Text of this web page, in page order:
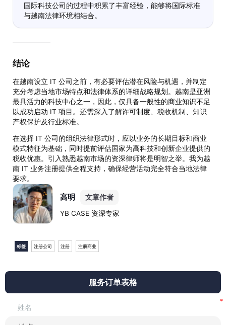
国际科技公司的过程中积累了丰富经验，能够将国际标准
与越南法律环境相结合。
结论
在越南设立 IT 公司之前，有必要评估潜在风险与机遇，并制定
充分考虑当地市场特点和法律体系的详细战略规划。越南是亚洲
最具活力的科技中心之一，因此，仅具备一般性的商业知识不足
以成功启动 IT 项目。还需深入了解许可制度、税收机制、知识
产权保护及行业标准。
在选择 IT 公司的组织法律形式时，应以业务的长期目标和商业
模式特征为基础，同时提前评估国家为高科技和创新企业提供的
税收优惠。引入熟悉越南市场的资深律师将是明智之举。我为越
南 IT 业务注册提供全程支持，确保经营活动完全符合当地法律
要求。
高明
文章作者
YB CASE 资深专家
标签 注册公司 注册 注册商业
服务订单表格
姓名